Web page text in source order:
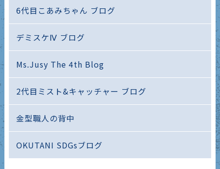
6代目こあみちゃん ブログ
デミスケⅣ ブログ
Ms.Jusy The 4th Blog
2代目ミスト&キャッチャー ブログ
金型職人の背中
OKUTANI SDGsブログ